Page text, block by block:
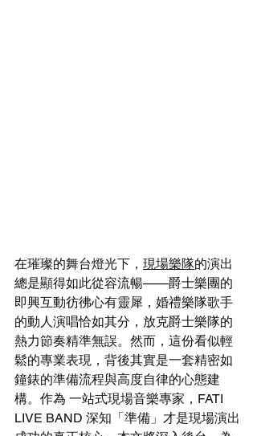
在璀璨的舞台燈光下， 現場樂隊的演出
總是顯得如此從容流暢——爵士樂團的
即興互動彷彿心有靈犀，婚禮樂隊歌手
的動人演唱恰如其分，放克爵士樂隊的
熱力節奏精準無誤。然而，這份看似輕
鬆的專業表現，背後其實是一套精密如
鐘錶的準備流程與高度自律的心態建
構。作為 一站式現場音樂專家，FATI
LIVE BAND 深知「準備」才是現場演出